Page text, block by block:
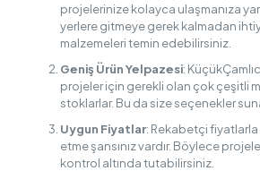
projelerinize kolayca ulaşmanıza
yerlere gitmeye gerek kalmadan
malzemeleri temin edebilirsiniz.
Geniş Ürün Yelpazesi:
projeler için gerekli olan çok çeşitli
stoklarlar. Bu da size seçenekler
Uygun Fiyatlar: Rekabetçi
etme şansınız vardır. Böylece
kontrol altında tutabilirsiniz.